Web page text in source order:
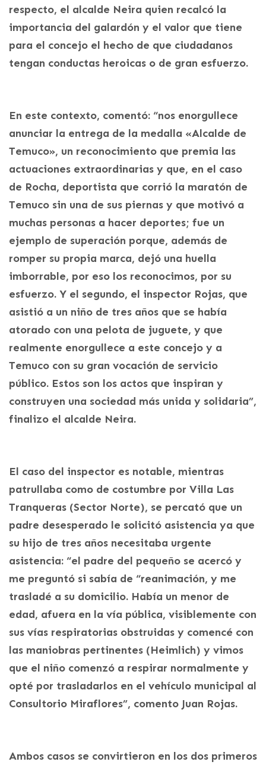
respecto, el alcalde Neira quien recalcó la
importancia del galardón y el valor que tiene
para el concejo el hecho de que ciudadanos
tengan conductas heroicas o de gran esfuerzo.
En este contexto, comentó: “nos enorgullece
anunciar la entrega de la medalla «Alcalde de
Temuco», un reconocimiento que premia las
actuaciones extraordinarias y que, en el caso
de Rocha, deportista que corrió la maratón de
Temuco sin una de sus piernas y que motivó a
muchas personas a hacer deportes; fue un
ejemplo de superación porque, además de
romper su propia marca, dejó una huella
imborrable, por eso los reconocimos, por su
esfuerzo. Y el segundo, el inspector Rojas, que
asistió a un niño de tres años que se había
atorado con una pelota de juguete, y que
realmente enorgullece a este concejo y a
Temuco con su gran vocación de servicio
público. Estos son los actos que inspiran y
construyen una sociedad más unida y solidaria”,
finalizo el alcalde Neira.
El caso del inspector es notable, mientras
patrullaba como de costumbre por Villa Las
Tranqueras (Sector Norte), se percató que un
padre desesperado le solicitó asistencia ya que
su hijo de tres años necesitaba urgente
asistencia: “el padre del pequeño se acercó y
me preguntó si sabía de “reanimación, y me
trasladé a su domicilio. Había un menor de
edad, afuera en la vía pública, visiblemente con
sus vías respiratorias obstruidas y comencé con
las maniobras pertinentes (Heimlich) y vimos
que el niño comenzó a respirar normalmente y
opté por trasladarlos en el vehículo municipal al
Consultorio Miraflores”, comento Juan Rojas.
Ambos casos se convirtieron en los dos primeros